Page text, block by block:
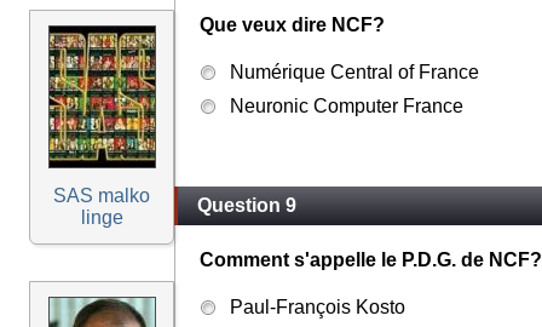
SAS malko
linge
Que veux dire NCF?
Numérique Central of France
Neuronic Computer France
Question 9
Comment s'appelle le P.D.G. de NCF?
Paul-François Kosto